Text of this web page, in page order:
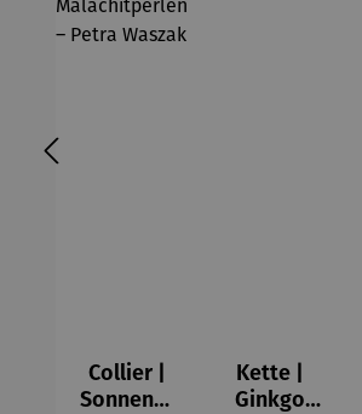
Collier |
Sonnensc
Kette |
Ginkgo